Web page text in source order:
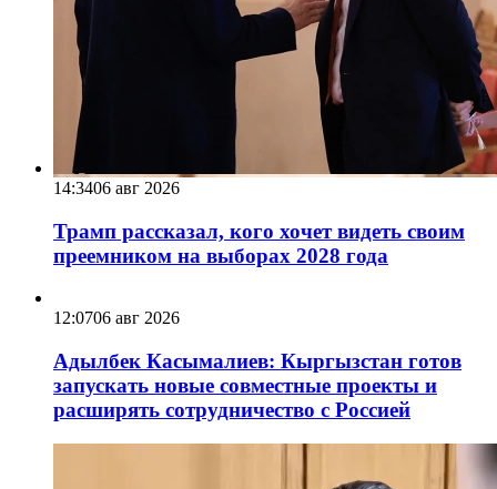
14:3406 авг 2026
Трамп рассказал, кого хочет видеть своим
преемником на выборах 2028 года
12:0706 авг 2026
Адылбек Касымалиев: Кыргызстан готов
запускать новые совместные проекты и
расширять сотрудничество с Россией